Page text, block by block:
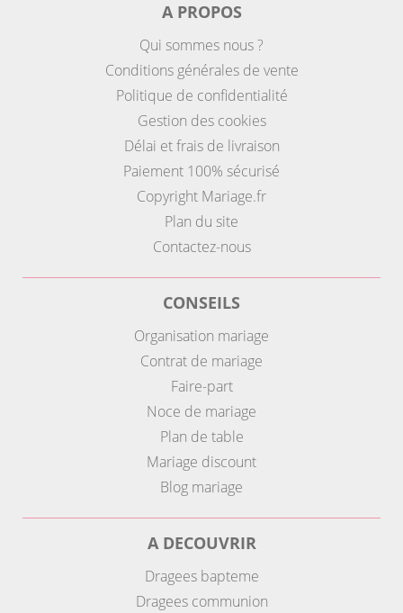
A PROPOS
Qui sommes nous ?
Conditions générales de vente
Politique de confidentialité
Gestion des cookies
Délai et frais de livraison
Paiement 100% sécurisé
Copyright Mariage.fr
Plan du site
Contactez-nous
CONSEILS
Organisation mariage
Contrat de mariage
Faire-part
Noce de mariage
Plan de table
Mariage discount
Blog mariage
A DECOUVRIR
Dragees bapteme
Dragees communion